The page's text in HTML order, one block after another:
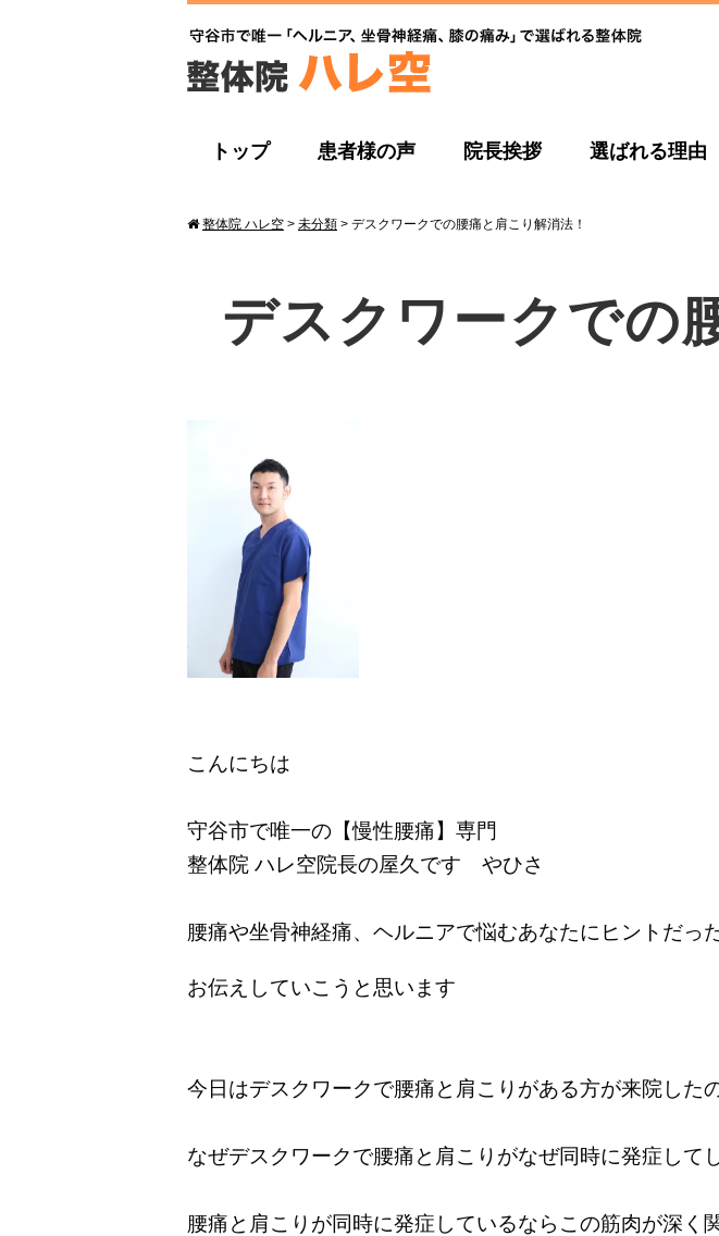
トップ 患者様の声 院長挨拶 選ばれる理由
整体院 ハレ空 > 未分類 > デスクワークでの腰痛と肩こり解消法！
デスクワークでの
こんにちは
守谷市で唯一の【慢性腰痛】専門
整体院 ハレ空院長の屋久です やひさ
腰痛や坐骨神経痛、ヘルニアで悩むあなたにヒントだっ
お伝えしていこうと思います
今日はデスクワークで腰痛と肩こりがある方が来院した
なぜデスクワークで腰痛と肩こりがなぜ同時に発症して
腰痛と肩こりが同時に発症しているならこの筋肉が深く